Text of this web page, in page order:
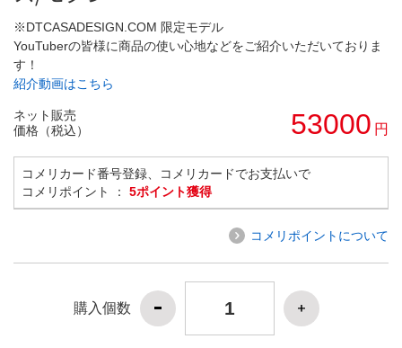
※DTCASADESIGN.COM 限定モデル
YouTuberの皆様に商品の使い心地などをご紹介いただいておりま
す！
紹介動画はこちら
ネット販売
価格（税込）
53000 円
コメリカード番号登録、コメリカードでお支払いで
コメリポイント ： 5ポイント獲得
コメリポイントについて
購入個数